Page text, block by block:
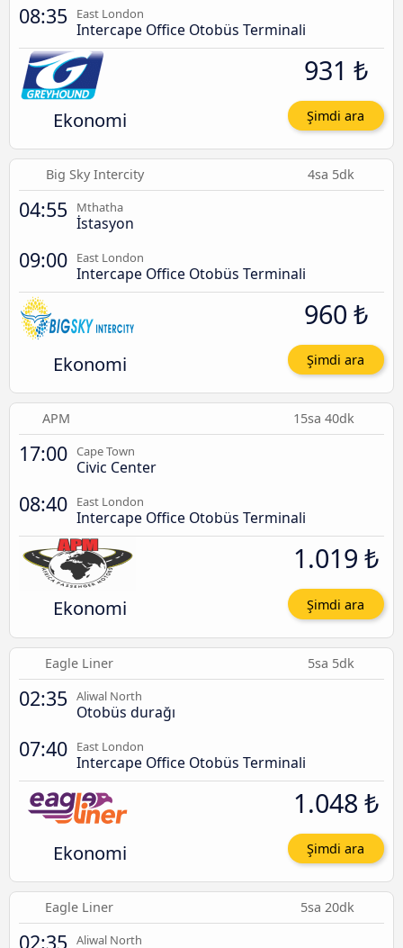
08:35 East London
Intercape Office Otobüs Terminali
Ekonomi
931 ₺
Şimdi ara
Big Sky Intercity 4sa 5dk
04:55 Mthatha
İstasyon
09:00 East London
Intercape Office Otobüs Terminali
Ekonomi
960 ₺
Şimdi ara
APM 15sa 40dk
17:00 Cape Town
Civic Center
08:40 East London
Intercape Office Otobüs Terminali
Ekonomi
1.019 ₺
Şimdi ara
Eagle Liner 5sa 5dk
02:35 Aliwal North
Otobüs durağı
07:40 East London
Intercape Office Otobüs Terminali
Ekonomi
1.048 ₺
Şimdi ara
Eagle Liner 5sa 20dk
02:35 Aliwal North